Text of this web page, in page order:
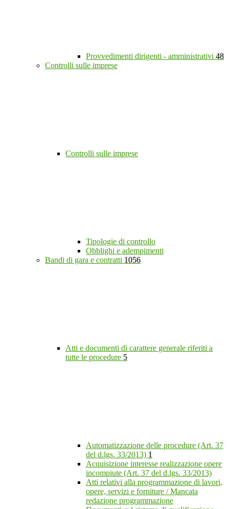
Provvedimenti dirigenti - amministrativi 48
Controlli sulle imprese
Controlli sulle imprese
Tipologie di controllo
Obblighi e adempimenti
Bandi di gara e contratti 1056
Atti e documenti di carattere generale riferiti a
tutte le procedure 5
Automatizzazione delle procedure (Art. 37
del d.lgs. 33/2013) 1
Acquisizione interesse realizzazione opere
incompiute (Art. 37 del d.lgs. 33/2013)
Atti relativi alla programmazione di lavori,
opere, servizi e forniture / Mancata
redazione programmazione